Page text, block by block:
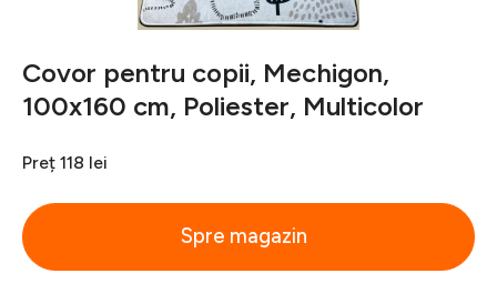
Covor pentru copii, Mechigon,
100x160 cm, Poliester, Multicolor
Preț 118 lei
Spre magazin